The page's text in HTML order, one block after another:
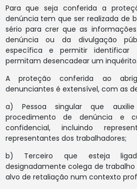
Para que seja conferida a
denúncia tem que ser realizada de
sério para crer que as
denúncia ou da divulgação
específica e permitir
permitam desencadear um inquérito.
A proteção conferida ao
denunciantes é extensível, com as
a) Pessoa singular que
procedimento de denúncia e
confidencial, incluindo
representantes dos trabalhadores;
b) Terceiro que esteja
designadamente colega de
alvo de retaliação num contexto